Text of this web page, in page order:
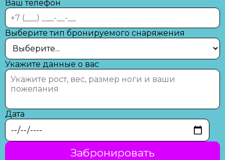
Ваш телефон
Выберите тип бронируемого снаряжения
Укажите данные о вас
Дата
Забронировать